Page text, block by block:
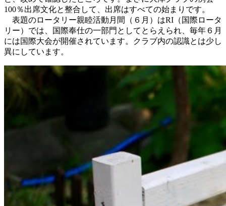
100％出席文化と整合して、出席はすべての始まりです。
表題のロータリー親睦活動月間（６月）はRI（国際ロータ
リー）では、国際奉仕の一部門としてとらえられ、毎年６月
には国際大会が開催されています。クラブ内の認識とは少し
異にしています。